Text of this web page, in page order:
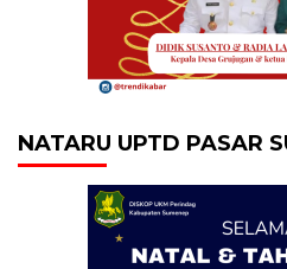
NATARU UPTD PASAR